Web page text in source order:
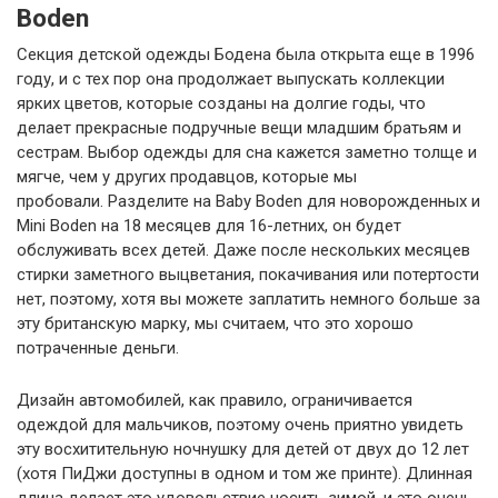
Boden
Секция детской одежды Бодена была открыта еще в 1996
году, и с тех пор она продолжает выпускать коллекции
ярких цветов, которые созданы на долгие годы, что
делает прекрасные подручные вещи младшим братьям и
сестрам. Выбор одежды для сна кажется заметно толще и
мягче, чем у других продавцов, которые мы
пробовали. Разделите на Baby Boden для новорожденных и
Mini Boden на 18 месяцев для 16-летних, он будет
обслуживать всех детей. Даже после нескольких месяцев
стирки заметного выцветания, покачивания или потертости
нет, поэтому, хотя вы можете заплатить немного больше за
эту британскую марку, мы считаем, что это хорошо
потраченные деньги.
Дизайн автомобилей, как правило, ограничивается
одеждой для мальчиков, поэтому очень приятно увидеть
эту восхитительную ночнушку для детей от двух до 12 лет
(хотя ПиДжи доступны в одном и том же принте). Длинная